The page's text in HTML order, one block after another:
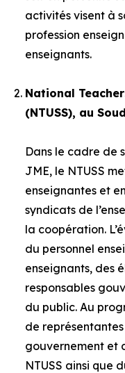
activités visent à
profession
enseignants.
National
(NTUSS), au
Dans le cadre de
JME, le NTUSS
enseignantes et
syndicats de
la coopération.
du personnel
enseignants, des
responsables
du public. Au
de
gouvernement et
NTUSS ainsi que